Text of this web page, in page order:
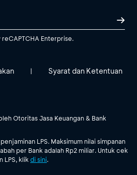
Enterprise.
| Syarat dan Ketentuan
Otoritas Jasa Keuangan & Bank
LPS. Maksimum nilai simpanan
per Bank adalah Rp2 miliar. Untuk cek
LPS, klik di sini.